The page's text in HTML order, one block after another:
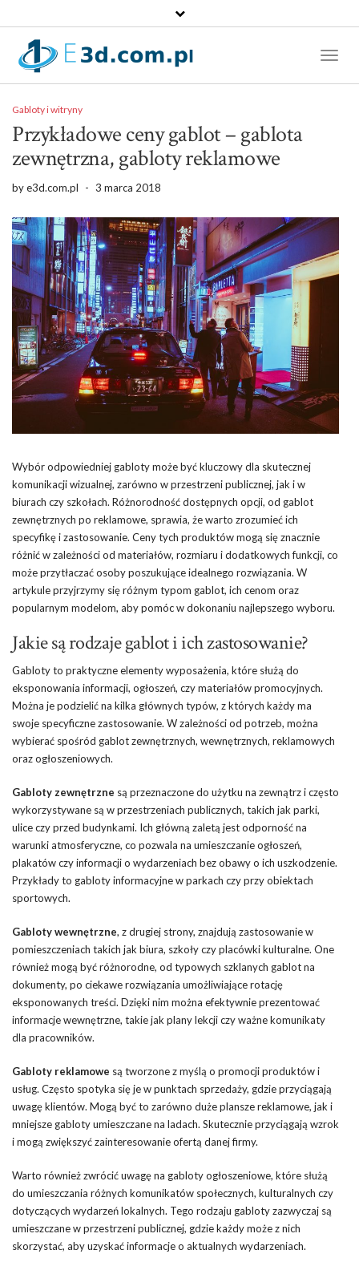
Gabloty i witryny
Przykładowe ceny gablot – gablota
zewnętrzna, gabloty reklamowe
bye3d.com.pl - 3 marca 2018
Wybór odpowiedniej gabloty może być kluczowy dla skutecznej
komunikacji wizualnej, zarówno w przestrzeni publicznej, jak i w
biurach czy szkołach. Różnorodność dostępnych opcji, od gablot
zewnętrznych po reklamowe, sprawia, że warto zrozumieć ich
specyfikę i zastosowanie. Ceny tych produktów mogą się znacznie
różnić w zależności od materiałów, rozmiaru i dodatkowych funkcji, co
może przytłaczać osoby poszukujące idealnego rozwiązania. W
artykule przyjrzymy się różnym typom gablot, ich cenom oraz
popularnym modelom, aby pomóc w dokonaniu najlepszego wyboru.
Jakie są rodzaje gablot i ich zastosowanie?
Gabloty to praktyczne elementy wyposażenia, które służą do
eksponowania informacji, ogłoszeń, czy materiałów promocyjnych.
Można je podzielić na kilka głównych typów, z których każdy ma
swoje specyficzne zastosowanie. W zależności od potrzeb, można
wybierać spośród gablot zewnętrznych, wewnętrznych, reklamowych
oraz ogłoszeniowych.
Gabloty zewnętrzne są przeznaczone do użytku na zewnątrz i często
wykorzystywane są w przestrzeniach publicznych, takich jak parki,
ulice czy przed budynkami. Ich główną zaletą jest odporność na
warunki atmosferyczne, co pozwala na umieszczanie ogłoszeń,
plakatów czy informacji o wydarzeniach bez obawy o ich uszkodzenie.
Przykłady to gabloty informacyjne w parkach czy przy obiektach
sportowych.
Gabloty wewnętrzne, z drugiej strony, znajdują zastosowanie w
pomieszczeniach takich jak biura, szkoły czy placówki kulturalne. One
również mogą być różnorodne, od typowych szklanych gablot na
dokumenty, po ciekawe rozwiązania umożliwiające rotację
eksponowanych treści. Dzięki nim można efektywnie prezentować
informacje wewnętrzne, takie jak plany lekcji czy ważne komunikaty
dla pracowników.
Gabloty reklamowe są tworzone z myślą o promocji produktów i
usług. Często spotyka się je w punktach sprzedaży, gdzie przyciągają
uwagę klientów. Mogą być to zarówno duże plansze reklamowe, jak i
mniejsze gabloty umieszczane na ladach. Skutecznie przyciągają wzrok
i mogą zwiększyć zainteresowanie ofertą danej firmy.
Warto również zwrócić uwagę na gabloty ogłoszeniowe, które służą
do umieszczania różnych komunikatów społecznych, kulturalnych czy
dotyczących wydarzeń lokalnych. Tego rodzaju gabloty zazwyczaj są
umieszczane w przestrzeni publicznej, gdzie każdy może z nich
skorzystać, aby uzyskać informacje o aktualnych wydarzeniach.